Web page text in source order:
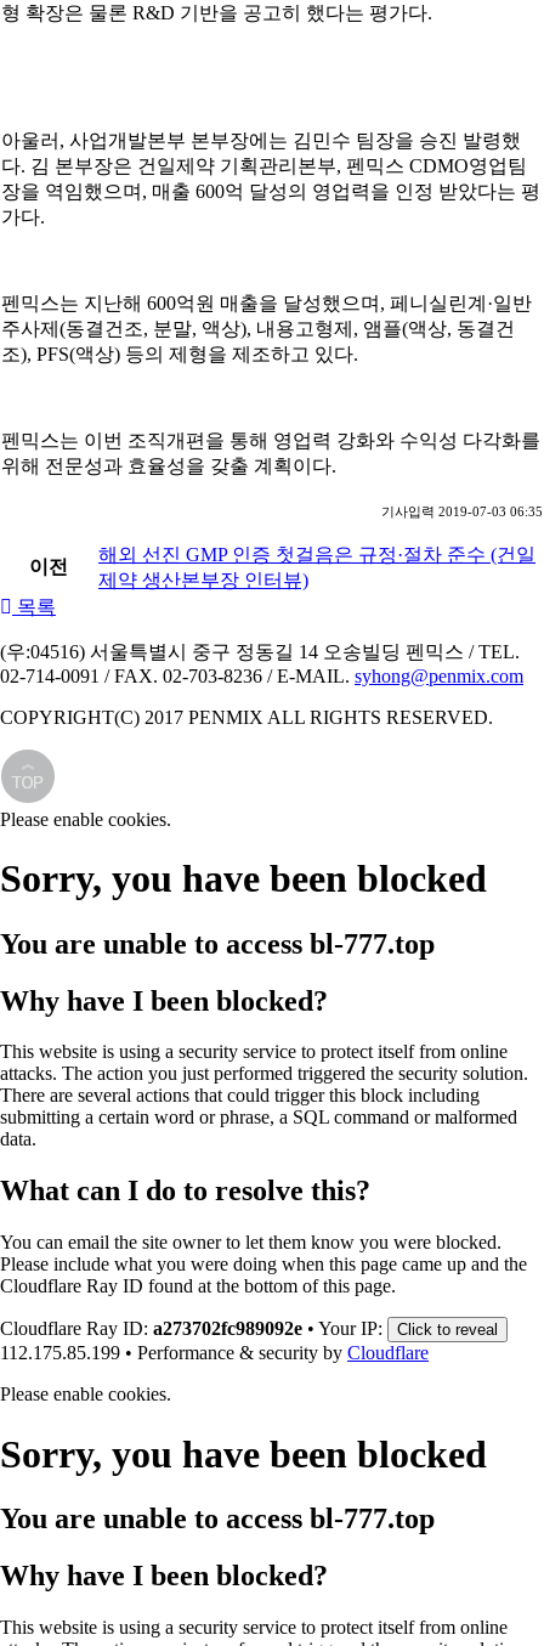
형 확장은 물론 R&D 기반을 공고히 했다는 평가다.
아울러, 사업개발본부 본부장에는 김민수 팀장을 승진 발령했
다. 김 본부장은 건일제약 기획관리본부, 펜믹스 CDMO영업팀
장을 역임했으며, 매출 600억 달성의 영업력을 인정 받았다는 평
가다.
펜믹스는 지난해 600억원 매출을 달성했으며, 페니실린계·일반
주사제(동결건조, 분말, 액상), 내용고형제, 앰플(액상, 동결건
조), PFS(액상) 등의 제형을 제조하고 있다.
펜믹스는 이번 조직개편을 통해 영업력 강화와 수익성 다각화를
위해 전문성과 효율성을 갖출 계획이다.
기사입력 2019-07-03 06:35
이전
해외 선진 GMP 인증 첫걸음은 규정·절차 준수 (건일
제약 생산본부장 인터뷰)
목록
(우:04516) 서울특별시 중구 정동길 14 오송빌딩 펜믹스 / TEL.
02-714-0091 / FAX. 02-703-8236 / E-MAIL. syhong@penmix.com
COPYRIGHT(C) 2017 PENMIX ALL RIGHTS RESERVED.
Please enable cookies.
Sorry, you have been blocked
You are unable to access bl-777.top
Why have I been blocked?
This website is using a security service to protect itself from online
attacks. The action you just performed triggered the security solution.
There are several actions that could trigger this block including
submitting a certain word or phrase, a SQL command or malformed
data.
What can I do to resolve this?
You can email the site owner to let them know you were blocked.
Please include what you were doing when this page came up and the
Cloudflare Ray ID found at the bottom of this page.
Cloudflare Ray ID: a273702fc989092e • Your IP: Click to reveal
112.175.85.199 • Performance & security by Cloudflare
Please enable cookies.
Sorry, you have been blocked
You are unable to access bl-777.top
Why have I been blocked?
This website is using a security service to protect itself from online